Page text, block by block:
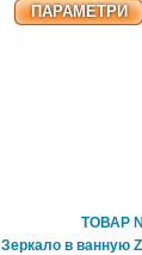
ПАРАМЕТРИ
ТОВАР
Зеркало в ванную